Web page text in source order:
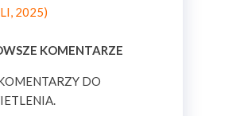
2025)
KOMENTARZE
DO